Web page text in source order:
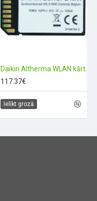
Daikin Altherma WLAN kārtridžs WIFI
117.37€
Ielikt grozā